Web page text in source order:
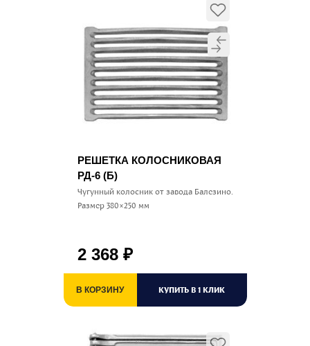
РЕШЕТКА КОЛОСНИКОВАЯ
РД-6 (Б)
Чугунный колосник от завода Балезино.
Размер 380×250 мм
2 368 ₽
В КОРЗИНУ КУПИТЬ В 1 КЛИК